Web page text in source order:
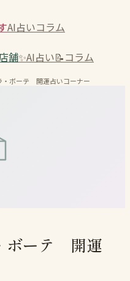
AI占いコラム
舗✨AI占い📝コラム
・ボーテ 開運占いコーナー
ボーテ 開運